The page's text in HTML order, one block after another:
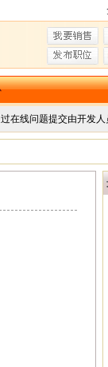
在线问题提交由开发